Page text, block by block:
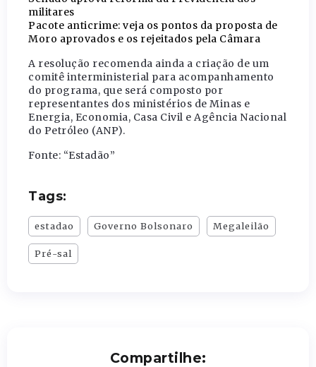
militares
Pacote anticrime: veja os pontos da proposta de
Moro aprovados e os rejeitados pela Câmara
A resolução recomenda ainda a criação de um
comitê interministerial para acompanhamento
do programa, que será composto por
representantes dos ministérios de Minas e
Energia, Economia, Casa Civil e Agência Nacional
do Petróleo (ANP).
Fonte: “Estadão”
Tags:
estadao Governo Bolsonaro Megaleilão
Pré-sal
Compartilhe: